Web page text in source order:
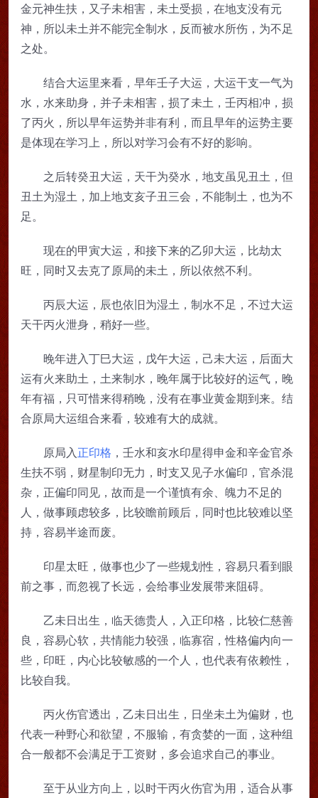
金元神生扶，又子未相害，未土受损，在地支没有元
神，所以未土并不能完全制水，反而被水所伤，为不足
之处。
结合大运里来看，早年壬子大运，大运干支一气为
水，水来助身，并子未相害，损了未土，壬丙相冲，损
了丙火，所以早年运势并非有利，而且早年的运势主要
是体现在学习上，所以对学习会有不好的影响。
之后转癸丑大运，天干为癸水，地支虽见丑土，但
丑土为湿土，加上地支亥子丑三会，不能制土，也为不
足。
现在的甲寅大运，和接下来的乙卯大运，比劫太
旺，同时又去克了原局的未土，所以依然不利。
丙辰大运，辰也依旧为湿土，制水不足，不过大运
天干丙火泄身，稍好一些。
晚年进入丁巳大运，戊午大运，己未大运，后面大
运有火来助土，土来制水，晚年属于比较好的运气，晚
年有福，只可惜来得稍晚，没有在事业黄金期到来。结
合原局大运组合来看，较难有大的成就。
原局入正印格 ，壬水和亥水印星得申金和辛金官杀
生扶不弱，财星制印无力，时支又见子水偏印，官杀混
杂，正偏印同见，故而是一个谨慎有余、魄力不足的
人，做事顾虑较多，比较瞻前顾后，同时也比较难以坚
持，容易半途而废。
印星太旺，做事也少了一些规划性，容易只看到眼
前之事，而忽视了长远，会给事业发展带来阻碍。
乙未日出生，临天德贵人，入正印格，比较仁慈善
良，容易心软，共情能力较强，临寡宿，性格偏内向一
些，印旺，内心比较敏感的一个人，也代表有依赖性，
比较自我。
丙火伤官透出，乙未日出生，日坐未土为偏财，也
代表一种野心和欲望，不服输，有贪婪的一面，这种组
合一般都不会满足于工资财，多会追求自己的事业。
至于从业方向上，以时干丙火伤官为用，适合从事